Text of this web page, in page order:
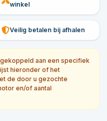
winkel
Veilig betalen bij afhalen
aan een specifiek
hieronder of het
de door u gezochte
en/of aantal